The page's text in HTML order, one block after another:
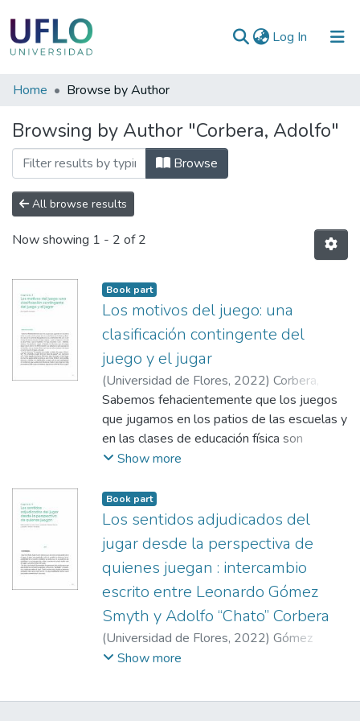
Log In (current)
Communities
Collections
All of RIUFLO
Home Browse by Author
Browsing by Author "Corbera, Adolfo"
Browse
All browse results
Now showing 1 - 2 of 2
Book part
Los motivos del juego: una
clasificación contingente del
juego y el jugar
(Universidad de Flores, 2022) Corbera,
Adolfo
Sabemos fehacientemente que los juegos
que jugamos en los patios de las escuelas y
en las clases de educación física son
múltiples y diversos, sea por la cantidad de
el tipo de interacción que la regla impone, o
por los lugares en donde se desarrollan, o
por el material o no que requieren, o por…
etcétera, etcétera. Así, podemos seguir
señalando los distintos tipos de juegos
según sea el criterio de diferenciación que
adoptemos para agruparlos en familias más
o menos afines que nos permita entender
ese vasto universo que es el juego y el
Show more
Book part
Los sentidos adjudicados del
jugar desde la perspectiva de
quienes juegan : intercambio
escrito entre Leonardo Gómez
Smyth y Adolfo “Chato” Corbera
(Universidad de Flores, 2022) Gómez
Smyth, Leonardo
Show more